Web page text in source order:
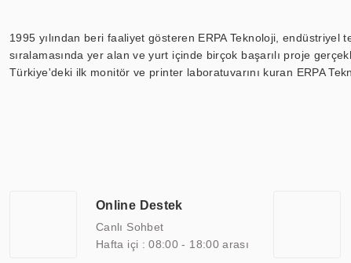
1995 yılından beri faaliyet gösteren ERPA Teknoloji,
sıralamasında yer alan ve yurt içinde birçok başarılı proje
Türkiye'deki ilk monitör ve printer laboratuvarını kuran ERPA
arasında yer almaktadır. ERPA Teknoloji, uluslararası
yılların getirdiği bilgi ve tecrübe ile birleştiren ERPA Teknoloji,
Online Destek
Canlı Sohbet
Hafta içi : 08:00 - 18:00 arası